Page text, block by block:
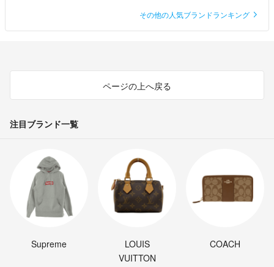
その他の人気ブランドランキング
ページの上へ戻る
注目ブランド一覧
Supreme
LOUIS
VUITTON
COACH